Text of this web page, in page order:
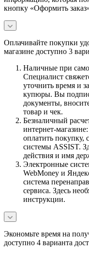
кнопку «Оформить
Оплачивайте покупки
магазине доступно 3
Наличные при
Специалист
уточнить время и
купюры. Вы
документы,
товар и чек.
Безналичный
интернет-
оплатить покупку,
системы ASSIST.
действия и имя
Электронные
WebMoney и
система
сервиса. Здесь
инструкции.
Экономьте время на
доступно 4 варианта